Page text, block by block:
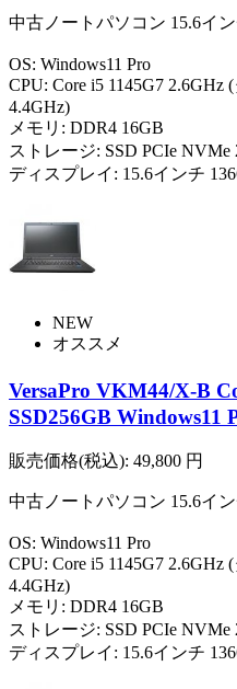
中古ノートパソコン 15.6イ
OS: Windows11 Pro
CPU: Core i5 1145G7
4.4GHz)
メモリ: DDR4 16GB
ストレージ: SSD PCIe NVMe
ディスプレイ: 15.6インチ
NEW
オススメ
VersaPro VKM44/X-B
SSD256GB Windows11
販売価格(税込): 49,800 円
中古ノートパソコン 15.6イ
OS: Windows11 Pro
CPU: Core i5 1145G7
4.4GHz)
メモリ: DDR4 16GB
ストレージ: SSD PCIe NVMe
ディスプレイ: 15.6インチ